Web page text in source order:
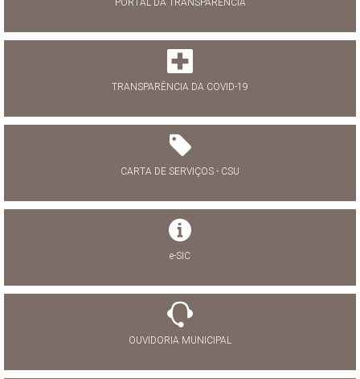
PORTAL DA TRANSPARÊNCIA
TRANSPARÊNCIA DA COVID-19
CARTA DE SERVIÇOS - CSU
e-SIC
OUVIDORIA MUNICIPAL